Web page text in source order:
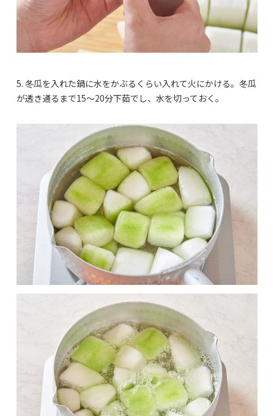
5. 冬瓜を入れた鍋に水をかぶるくらい入れて火にかける。冬瓜
が透き通るまで15〜20分下茹でし、水を切っておく。